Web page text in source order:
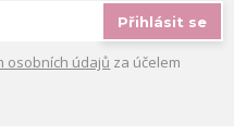
Přihlásit se
osobních údajů za účelem